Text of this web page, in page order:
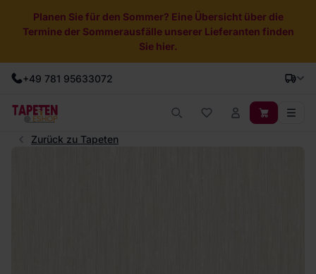
Planen Sie für den Sommer? Eine Übersicht über die
Termine der Sommerausfälle unserer Lieferanten finden
Sie hier.
+49 781 95633072
Zurück zu Tapeten